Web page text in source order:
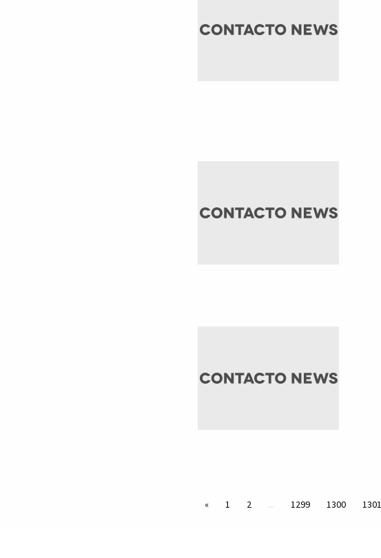
« 1 2 ... 1299 1300 1301